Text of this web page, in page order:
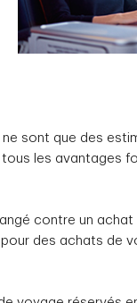
sont que des
les avantages
contre un achat
pour des achats de